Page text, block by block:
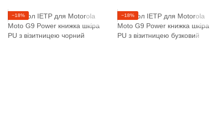
−18% −18%